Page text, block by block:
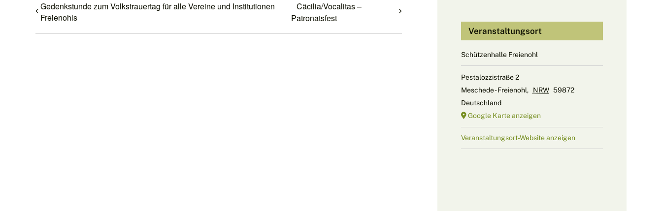
Gedenkstunde zum Volkstrauertag für alle Vereine und Institutionen
Freienohls
Cäcilia/Vocalitas –
Patronatsfest
Veranstaltungsort
Schützenhalle Freienohl
Pestalozzistraße 2
Meschede - Freienohl, NRW 59872
Deutschland
Google Karte anzeigen
Veranstaltungsort-Website anzeigen